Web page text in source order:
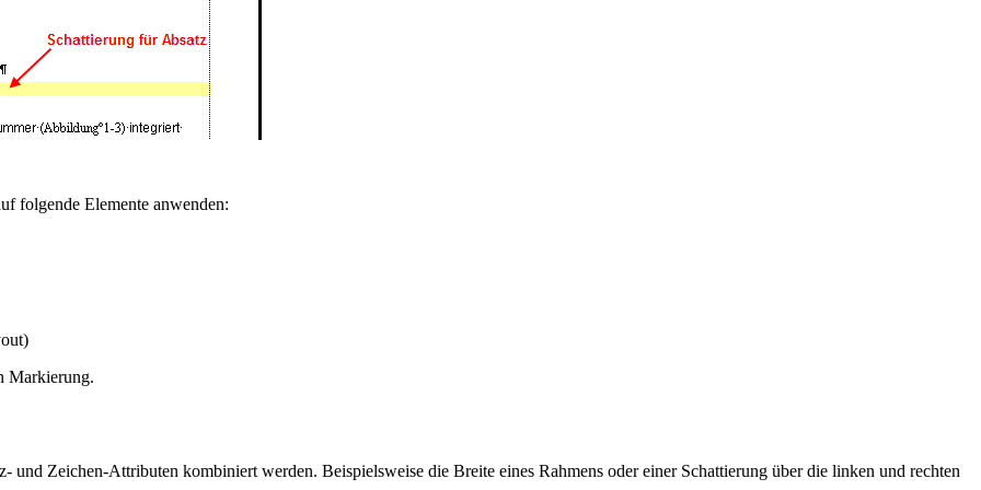
folgende Elemente anwenden:
Markierung.
und Zeichen-Attributen kombiniert werden. Beispielsweise die Breite eines Rahmens oder einer Schattierung über die linken und rechten